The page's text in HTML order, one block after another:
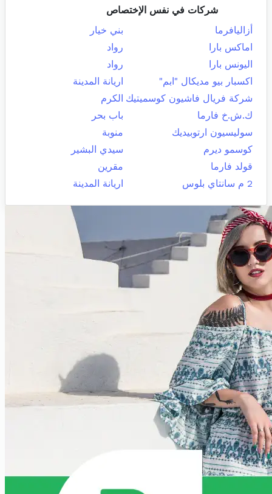
شركات في نفس الإختصاص
أزاليافرما
بني خيار
اماكس بارا
رواد
اليونس بارا
رواد
اكسبار بيو مديكال "ابم"
اريانة المدينة
شركة فريال فاشيون كوسميتيك الكرم
ك.ش.خ فارما
باب بحر
سوليسيون ارتوبيديك
منوبة
كوسمو ديرم
سيدي البشير
قولد فارما
مقرين
2 م سانتاي بلوس
اريانة المدينة